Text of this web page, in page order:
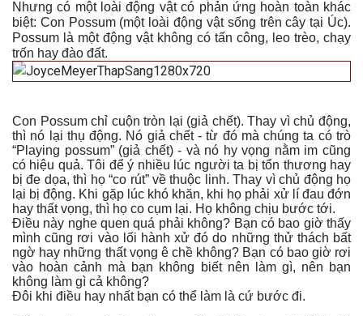
Nhưng có một loài động vật có phản ứng hoàn toàn khác
biệt: Con Possum (một loài động vật sống trên cây tại Úc).
Possum là một động vật không có tấn công, leo trèo, chạy
trốn hay đào đất.
Con Possum chỉ cuộn tròn lại (giả chết). Thay vì chủ động,
thì nó lại thụ động. Nó giả chết - từ đó mà chúng ta có trò
“Playing possum” (giả chết) - và nó hy vọng nằm im cũng
có hiệu quả. Tôi để ý nhiều lúc người ta bị tổn thương hay
bị đe dọa, thì họ “co rút” về thuộc linh. Thay vì chủ động họ
lại bị động. Khi gặp lúc khó khăn, khi họ phải xử lí đau đớn
hay thất vọng, thì họ co cụm lại. Họ không chịu bước tới.
Điều này nghe quen quá phải không? Bạn có bao giờ thấy
mình cũng rơi vào lối hành xử đó do những thử thách bất
ngờ hay những thất vọng ê chề không? Bạn có bao giờ rơi
vào hoàn cảnh mà bạn không biết nên làm gì, nên bạn
không làm gì cả không?
Đôi khi điều hay nhất bạn có thể làm là cứ bước đi.